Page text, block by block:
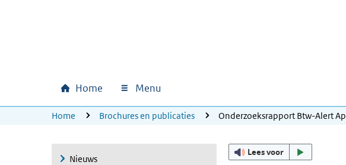
Hoofdnavigatie
Home Menu
U bevindt zich hier:
Home Brochures en publicaties Onderzoeksrapport Btw-Alert
Nieuws
Lees voor